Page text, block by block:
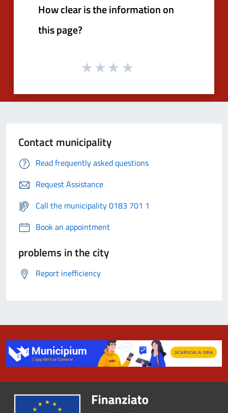
How clear is the information on
this page?
Contact municipality
Read frequently asked questions
Request Assistance
Call the municipality 0183 701 1
Book an appointment
problems in the city
Report inefficiency